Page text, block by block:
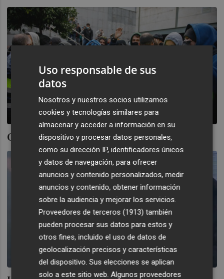
Cierta juventud ama la censura
Uso responsable de sus
datos
Nosotros y nuestros socios utilizamos
cookies y tecnologías similares para
almacenar y acceder a información en su
dispositivo y procesar datos personales,
como su dirección IP, identificadores únicos
y datos de navegación, para ofrecer
anuncios y contenido personalizados, medir
anuncios y contenido, obtener información
sobre la audiencia y mejorar los servicios.
Proveedores de terceros (1913) también
pueden procesar sus datos para estos y
otros fines, incluido el uso de datos de
geolocalización precisos y características
del dispositivo. Sus elecciones se aplican
solo a este sitio web. Algunos proveedores